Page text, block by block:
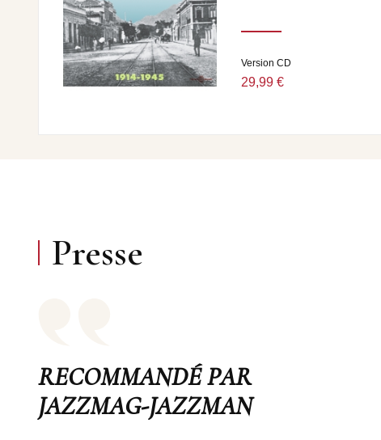
Version CD
29,99 €
Presse
RECOMMANDÉ PAR
JAZZMAG-JAZZMAN